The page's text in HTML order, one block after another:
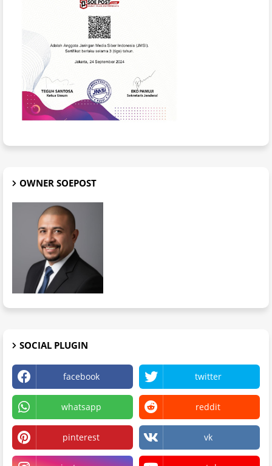
OWNER SOEPOST
SOCIAL PLUGIN
facebook twitter
whatsapp reddit
pinterest vk